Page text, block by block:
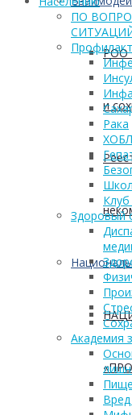
РОО
и
ПО
Рака
ХОБЛ
Здоровый
Академия
Вред